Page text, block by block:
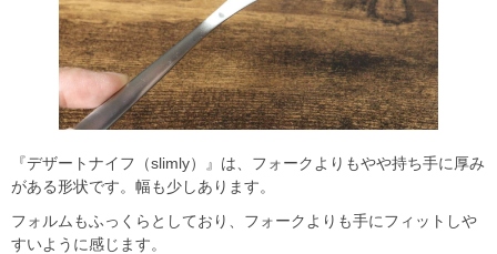
『デザートナイフ（slimly）』は、フォークよりもやや持ち手に厚み
がある形状です。幅も少しあります。
フォルムもふっくらとしており、フォークよりも手にフィットしや
すいように感じます。